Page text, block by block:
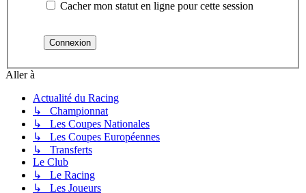
Cacher mon statut en ligne pour cette session
Aller à
Actualité du Racing
↳ Championnat
↳ Les Coupes Nationales
↳ Les Coupes Européennes
↳ Transferts
Le Club
↳ Le Racing
↳ Les Joueurs